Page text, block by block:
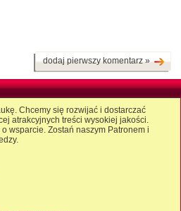
dodaj pierwszy komentarz »
Chcemy się rozwijać i dostarczać
atrakcyjnych treści wysokiej jakości.
wsparcie. Zostań naszym Patronem i